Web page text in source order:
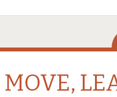
MOVE,